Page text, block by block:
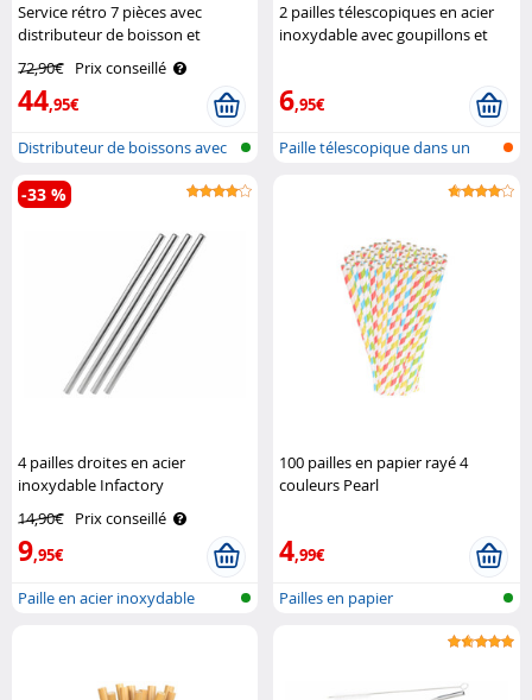
Service rétro 7 pièces avec
distributeur de boisson et
72,90€ Prix conseillé
44,95€
Distributeur de boissons avec
verre..
2 pailles télescopiques en acier
inoxydable avec goupillons et
6,95€
Paille télescopique dans un
4 pailles droites en acier
inoxydable Infactory
14,90€ Prix conseillé
9,95€
-33 %
Paille en acier inoxydable
100 pailles en papier rayé 4
couleurs Pearl
4,99€
Pailles en papier